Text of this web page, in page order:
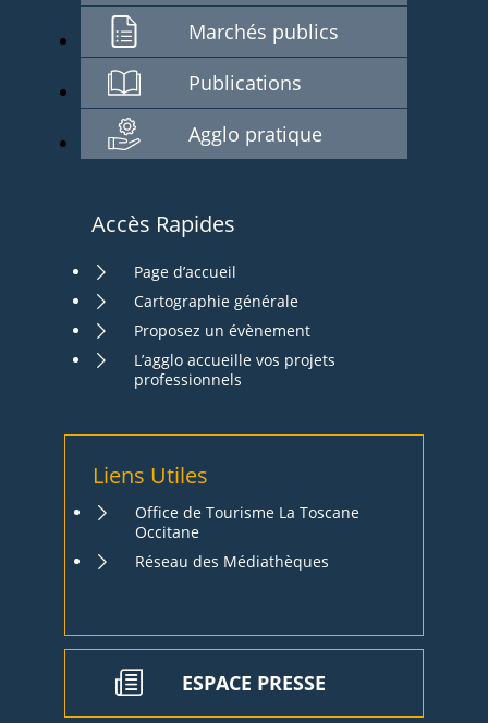
Marchés publics
Publications
Agglo pratique
Accès Rapides
Page d’accueil
Cartographie générale
Proposez un évènement
L’agglo accueille vos projets
professionnels
Liens Utiles
Office de Tourisme La Toscane
Occitane
Réseau des Médiathèques
ESPACE PRESSE